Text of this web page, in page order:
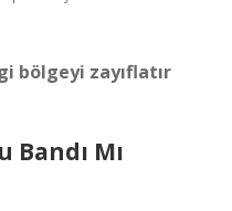
bölgeyi zayıflatır
Bandı Mı